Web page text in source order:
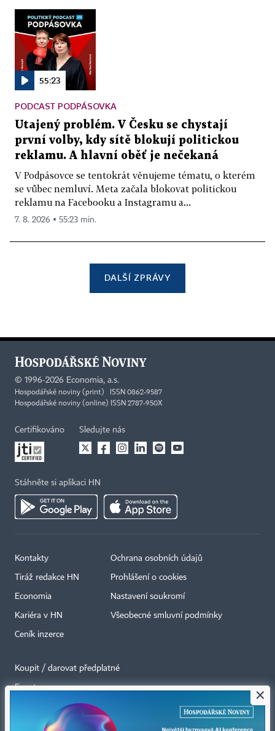
55:23
PODCAST PODPÁSOVKA
Utajený problém. V Česku se chystají
první volby, kdy sítě blokují politickou
reklamu. A hlavní oběť je nečekaná
V Podpásovce se tentokrát věnujeme tématu, o kterém
se vůbec nemluví. Meta začala blokovat politickou
reklamu na Facebooku a Instagramu a...
7. 8. 2026 ▪ 55:23 min.
DALŠÍ ZPRÁVY
© 1996-2026 Economia, a.s.
Hospodářské noviny (print) ISSN 0862-9587
Hospodářské noviny (online) ISSN 2787-950X
Certifikováno Sledujte nás
Stáhněte si aplikaci HN
Kontakty
Tiráž redakce HN
Economia
Kariéra v HN
Ceník inzerce
Ochrana osobních údajů
Prohlášení o cookies
Nastavení soukromí
Všeobecné smluvní podmínky
Koupit / darovat předplatné
Eventy
RSS kanály
×